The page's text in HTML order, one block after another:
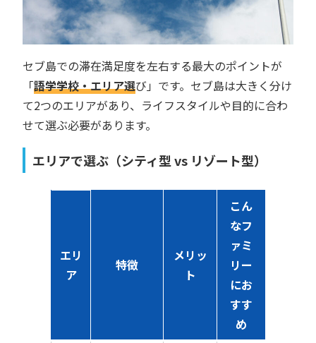
セブ島での滞在満足度を左右する最大のポイントが
「語学学校・エリア選び」です。セブ島は大きく分け
て2つのエリアがあり、ライフスタイルや目的に合わ
せて選ぶ必要があります。
エリアで選ぶ（シティ型 vs リゾート型）
エリ
ア
特徴
メリッ
ト
こん
なフ
ァミ
リー
にお
すす
め